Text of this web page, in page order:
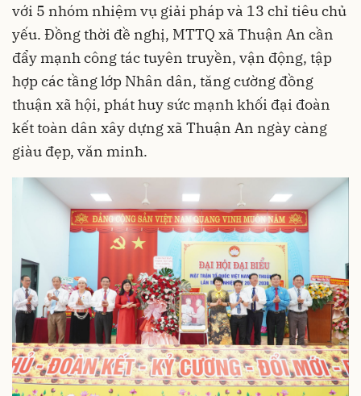
với 5 nhóm nhiệm vụ giải pháp và 13 chỉ tiêu chủ
yếu. Đồng thời đề nghị, MTTQ xã Thuận An cần
đẩy mạnh công tác tuyên truyền, vận động, tập
hợp các tầng lớp Nhân dân, tăng cường đồng
thuận xã hội, phát huy sức mạnh khối đại đoàn
kết toàn dân xây dựng xã Thuận An ngày càng
giàu đẹp, văn minh.